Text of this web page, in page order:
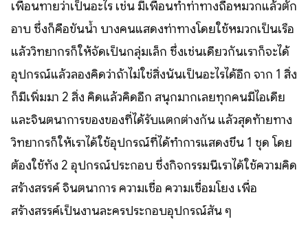
เพื่อนทายว่าเป็นอะไร เช่น มีเพื่อนทำท่าทางถือหมวกแล้วตัก
อาบ ซึ่งก็คือขันน้ำ บางคนแสดงท่าทางโดยใช้หมวกเป็นเรือ
แล้ววิทยากรก็ให้จัดเป็นกลุ่มเล็ก ซึ่งเช่นเดียวกันเราก็จะได้
อุปกรณ์แล้วลองคิดว่าถ้าไม่ใช่สิ่งนั้นเป็นอะไรได้อีก จาก 1 สิ่ง
ก็มีเพิ่มมา 2 สิ่ง คิดแล้วคิดอีก สนุกมากเลยทุกคนมีไอเดีย
และจินตนาการของของที่ได้รับแตกต่างกัน แล้วสุดท้ายทาง
วิทยากรก็ให้เราได้ใช้อุปกรณ์ที่ได้ทำการแสดงขึ้น 1 ชุด โดย
ต้องใช้ทั้ง 2 อุปกรณ์ประกอบ ซึ่งกิจกรรมนี้เราได้ใช้ความคิด
สร้างสรรค์ จินตนาการ ความเชื่อ ความเชื่อมโยง เพื่อ
สร้างสรรค์เป็นงานละครประกอบอุปกรณ์สั้น ๆ